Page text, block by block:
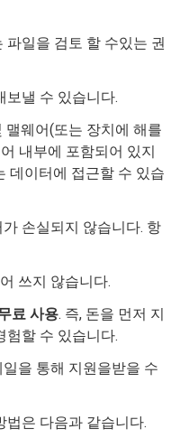
일을 검토 할 수있는 권
보낼 수 있습니다.
맬웨어(또는 장치에 해를
내부에 포함되어 있지
데이터에 접근할 수 있습
손실되지 않습니다. 항
쓰지 않습니다.
료 사용. 즉, 돈을 먼저 지
험할 수 있습니다.
을 통해 지원을받을 수
법은 다음과 같습니다.